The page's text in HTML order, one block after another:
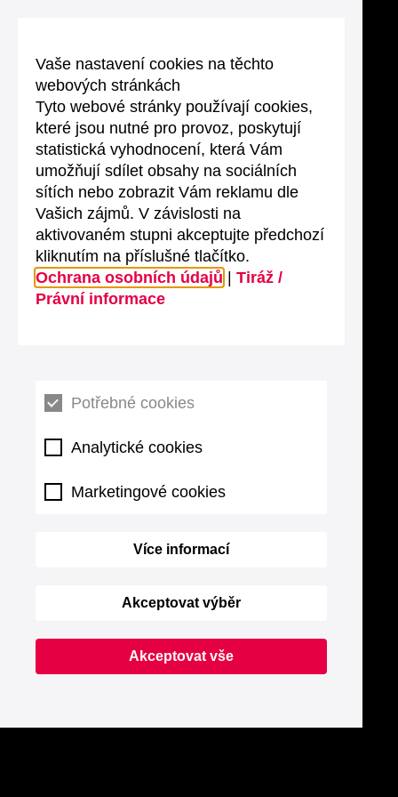
Vaše nastavení cookies na těchto
webových stránkách
Tyto webové stránky používají cookies,
které jsou nutné pro provoz, poskytují
statistická vyhodnocení, která Vám
umožňují sdílet obsahy na sociálních
sítích nebo zobrazit Vám reklamu dle
Vašich zájmů. V závislosti na
aktivovaném stupni akceptujte předchozí
kliknutím na příslušné tlačítko.
Ochrana osobních údajů
Tiráž /
Právní informace
Potřebné cookies
Analytické cookies
Marketingové cookies
Více informací
Akceptovat výběr
Akceptovat vše